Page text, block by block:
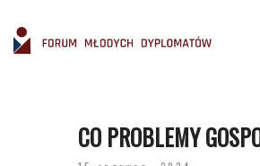
CO PROBLEMY